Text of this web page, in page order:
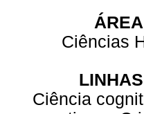
Ciências
Ciência